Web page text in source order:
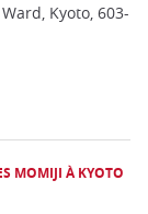
Kyoto, 603-
MOMIJI À KYOTO